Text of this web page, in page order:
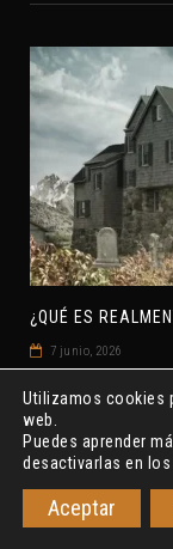
¿QUÉ ES
7 junio, 2026
Utilizamos cookies
web.
Puedes aprender
desactivarlas en los
Aceptar